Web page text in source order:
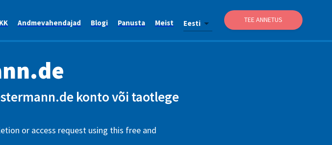
Andmevahendajad Blogi Panusta Meist Eesti TEE ANNETUS
konto või taotlege
or access request using this free and